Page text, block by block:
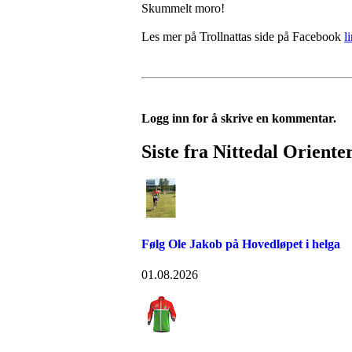
Skummelt moro!
Les mer på Trollnattas side på Facebook
Logg inn for å skrive en kommentar.
Siste fra Nittedal
Følg Ole Jakob på Hovedløpet i helga
01.08.2026